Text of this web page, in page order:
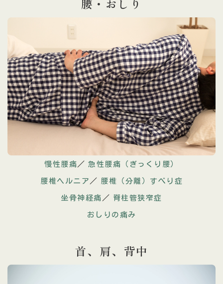
腰・おしり
慢性腰痛／急性腰痛（ぎっくり腰）
腰椎ヘルニア／ 腰椎（分離）すべり症
坐骨神経痛／ 脊柱管狭窄症
おしりの痛み
首、肩、 背中